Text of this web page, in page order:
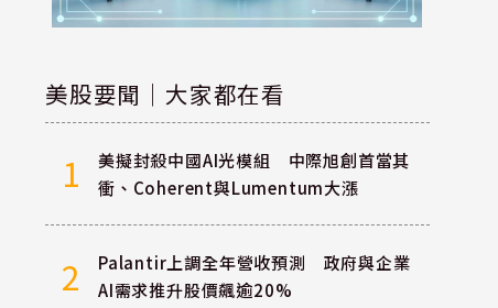
美股要聞｜大家都在看
1
美擬封殺中國AI光模組 中際旭創首當其
衝、Coherent與Lumentum大漲
2
Palantir上調全年營收預測 政府與企業
AI需求推升股價飆逾20%